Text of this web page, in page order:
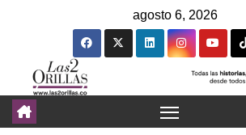
agosto 6, 2026